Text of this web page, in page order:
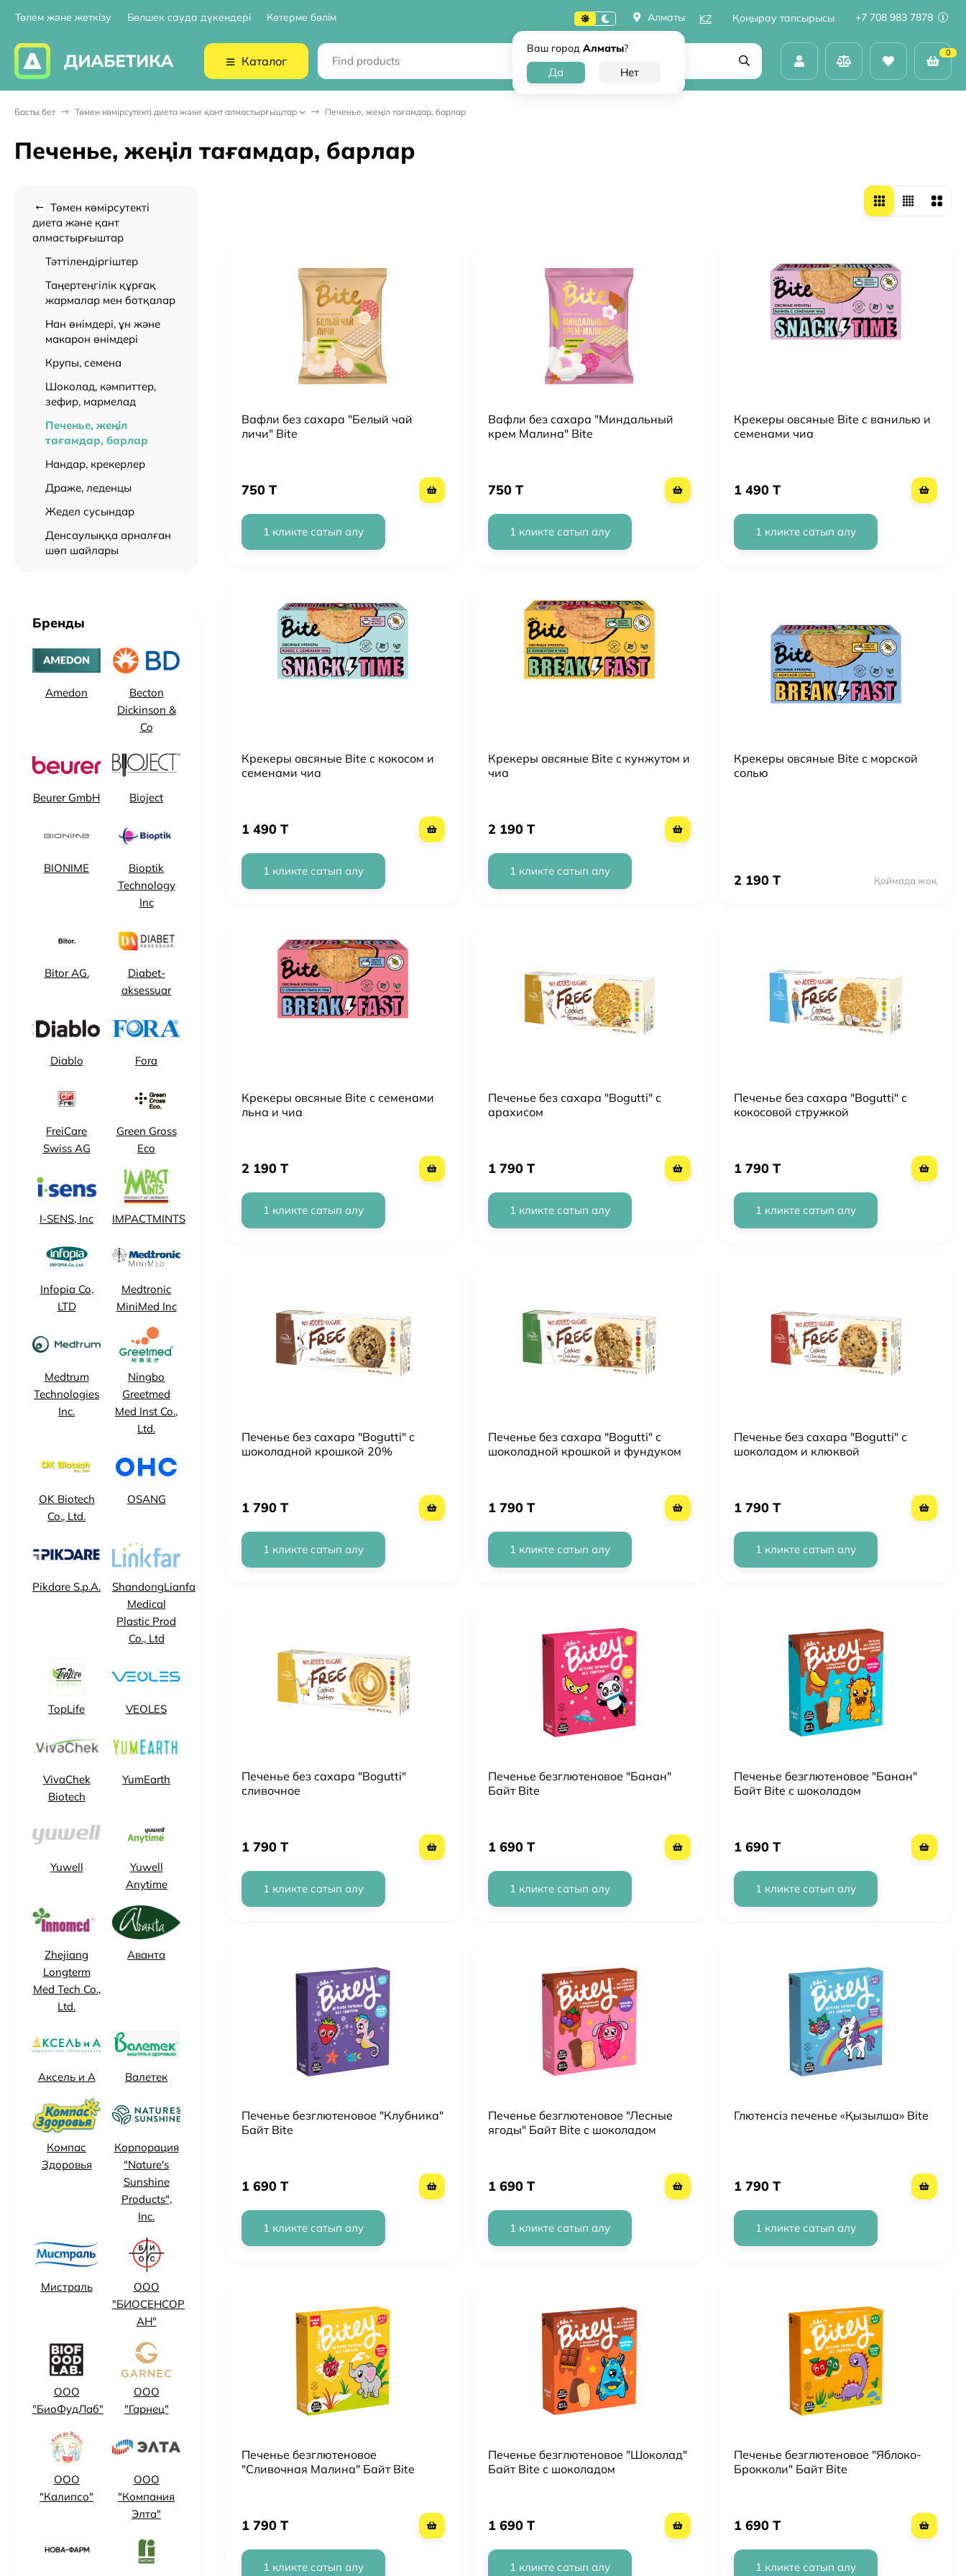
Төлем және жеткізу Бөлшек сауда дүкендері Көтерме бөлім Алматы
Ваш город Алматы?
KZ Қоңырау тапсырысы +7 708 983 7878
Каталог
0
Басты бет Төмен көмірсутекті диета және қант алмастырғыштар Печенье, жеңіл тағамдар, барлар
Печенье, жеңіл тағамдар, барлар
Вафли без сахара "Белый чай
личи" Bite
750 T
1 кликте сатып алу
Вафли без сахара "Миндальный
крем Малина" Bite
750 T
1 кликте сатып алу
Крекеры овсяные Bite c ванилью и
семенами чиа
1 490 T
1 кликте сатып алу
Крекеры овсяные Bite с кокосом и
семенами чиа
1 490 T
1 кликте сатып алу
Крекеры овсяные Bite с кунжутом и
чиа
2 190 T
1 кликте сатып алу
Крекеры овсяные Bite с морской
солью
2 190 T Қоймада жоқ
Крекеры овсяные Bite с семенами
льна и чиа
2 190 T
1 кликте сатып алу
Печенье без сахара "Bogutti" с
арахисом
1 790 T
1 кликте сатып алу
Печенье без сахара "Bogutti" с
кокосовой стружкой
1 790 T
1 кликте сатып алу
Печенье без сахара "Bogutti" с
шоколадной крошкой 20%
1 790 T
1 кликте сатып алу
Печенье без сахара "Bogutti" с
шоколадной крошкой и фундуком
1 790 T
1 кликте сатып алу
Печенье без сахара "Bogutti" с
шоколадом и клюквой
1 790 T
1 кликте сатып алу
Печенье без сахара "Bogutti"
сливочное
1 790 T
1 кликте сатып алу
Печенье безглютеновое "Банан"
Байт Bite
1 690 T
1 кликте сатып алу
Печенье безглютеновое "Банан"
Байт Bite с шоколадом
1 690 T
1 кликте сатып алу
Печенье безглютеновое "Клубника"
Байт Bite
1 690 T
1 кликте сатып алу
Печенье безглютеновое "Лесные
ягоды" Байт Bite с шоколадом
1 690 T
1 кликте сатып алу
Глютенсіз печенье «Қызылша» Bite
1 790 T
1 кликте сатып алу
Печенье безглютеновое
"Сливочная Малина" Байт Bite
1 790 T
1 кликте сатып алу
Печенье безглютеновое "Шоколад"
Байт Bite с шоколадом
1 690 T
1 кликте сатып алу
Печенье безглютеновое "Яблоко-
Брокколи" Байт Bite
1 690 T
1 кликте сатып алу
Төмен көмірсутекті
диета және қант
алмастырғыштар
Тәттілендіргіштер
Таңертеңгілік құрғақ
жармалар мен ботқалар
Нан өнімдері, ұн және
макарон өнімдері
Крупы, семена
Шоколад, кәмпиттер,
зефир, мармелад
Печенье, жеңіл
тағамдар, барлар
Нандар, крекерлер
Драже, леденцы
Жедел сусындар
Денсаулыққа арналған
шөп шайлары
Бренды
Amedon
Becton
Dickinson &
Co
Beurer GmbH Bioject
BIONIME
Bioptik
Technology
Inc
Bitor AG.
Diabet-
aksessuar
Diablo Fora
FreiCare
Swiss AG
Green Gross
Eco
I-SENS, Inc IMPACTMINTS
Infopia Co,
LTD
Medtronic
MiniMed Inc
Medtrum
Technologies
Inc.
Ningbo
Greetmed
Med Inst Co.,
Ltd.
OK Biotech
Co., Ltd.
OSANG
Pikdare S.p.A.
ShandongLianfa
Medical
Plastic Prod
Co., Ltd
TopLife VEOLES
VivaChek
Biotech
YumEarth
Yuwell
Yuwell
Anytime
Zhejiang
Longterm
Med Tech Co.,
Ltd.
Аванта
Аксель и А Валетек
Компас
Здоровья
Корпорация
"Nature's
Sunshine
Products",
Inc.
Мистраль
ООО
"БИОСЕНСОР
АН"
ООО
"БиоФудЛаб"
ООО
"Гарнец"
ООО
"Калипсо"
ООО
"Компания
Элта"